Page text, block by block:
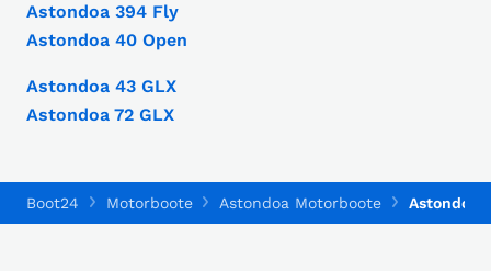
Astondoa 394 Fly
Astondoa 40 Open
Astondoa 43 GLX
Astondoa 72 GLX
Boot24 Motorboote Astondoa Motorboote Astondoa